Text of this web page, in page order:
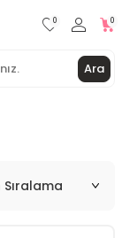
Ara
0 0